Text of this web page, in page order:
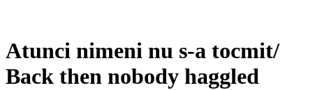
Atunci nimeni nu s-a tocmit/
Back then nobody haggled